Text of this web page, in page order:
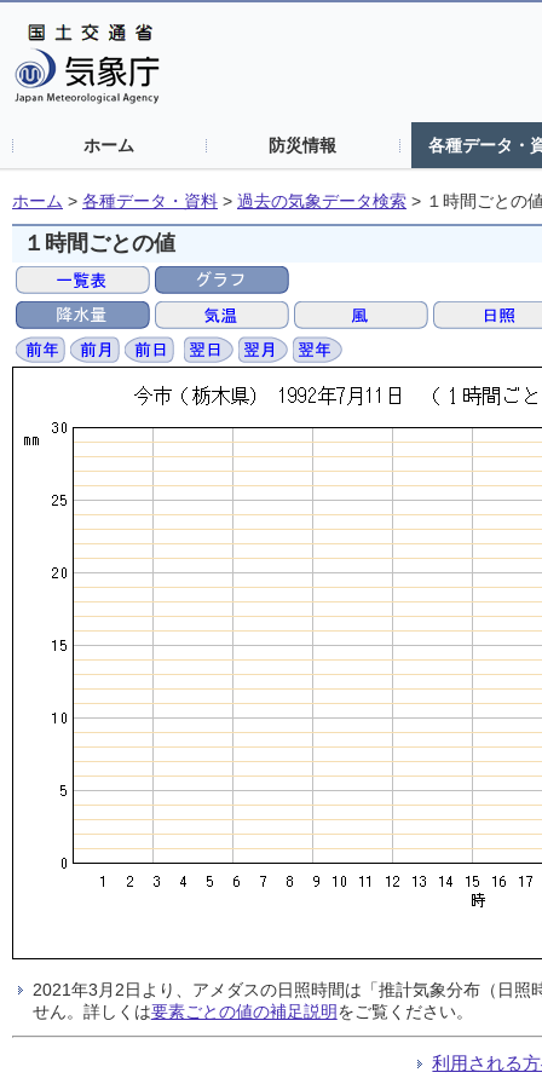
ホーム 防災情報 各種データ・
ホーム > 各種データ・資料 > 過去の気象データ検索 > １時間ごとの
１時間ごとの値
2021年3月2日より、アメダスの日照時間は「推計気象分布（日
せん。詳しくは要素ごとの値の補足説明をご覧ください。
利用される